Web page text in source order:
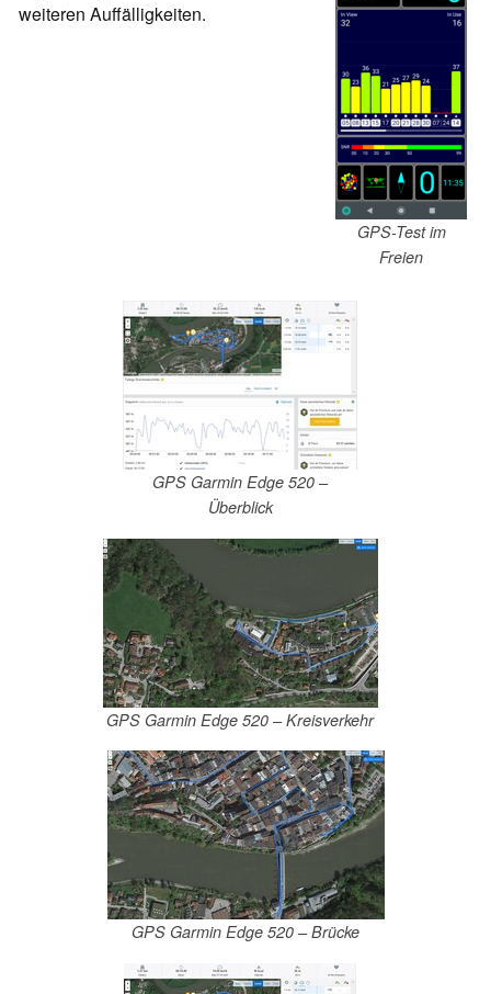
GPS-Test im
Freien
weiteren Auffälligkeiten.
GPS Garmin Edge 520 –
Überblick
GPS Garmin Edge 520 – Kreisverkehr
GPS Garmin Edge 520 – Brücke